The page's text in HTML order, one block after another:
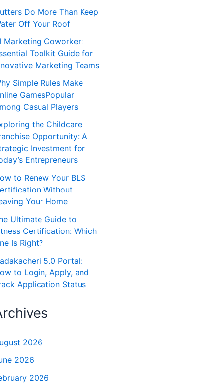
Do More Than Keep
Off Your Roof
Marketing Coworker:
Toolkit Guide for
Marketing Teams
Simple Rules Make
GamesPopular
Casual Players
the Childcare
Opportunity: A
Investment for
Entrepreneurs
to Renew Your BLS
Without
Your Home
Ultimate Guide to
Certification: Which
Is Right?
5.0 Portal:
to Login, Apply, and
Application Status
2026
2026
2026